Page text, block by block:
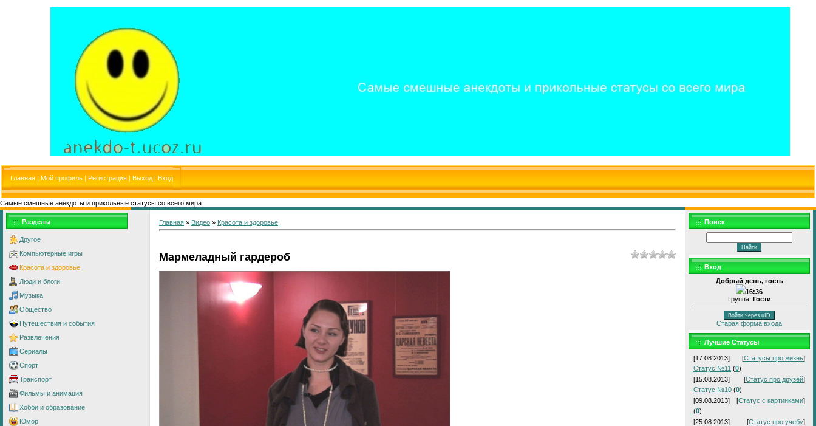
Главная | Мой профиль | Регистрация | Выход | Вход
Самые смешные анекдоты и прикольные статусы со всего мира
Разделы
Другое
Компьютерные игры
Красота и здоровье
Люди и блоги
Музыка
Общество
Путешествия и события
Развлечения
Сериалы
Спорт
Транспорт
Фильмы и анимация
Хобби и образование
Юмор
Главная » Видео » Красота и здоровье
Мармеладный гардероб
Поиск
Вход
Добрый день, гость
16:36
Группа: Гости
Войти через uID
Старая форма входа
Лучшие Статусы
[17.08.2013] [Статусы про жизнь]
Статус №11 (0)
[15.08.2013]
[Статус про друзей]
Статус №10 (0)
[09.08.2013]
[Статус с картинками]
(0)
[25.08.2013]
[Статус про учебу]